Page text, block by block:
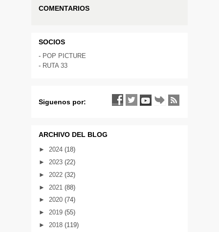
COMENTARIOS
SOCIOS
- POP PICTURE
- RUTA 33
Siguenos por:
ARCHIVO DEL BLOG
► 2024 (18)
► 2023 (22)
► 2022 (32)
► 2021 (88)
► 2020 (74)
► 2019 (55)
► 2018 (119)